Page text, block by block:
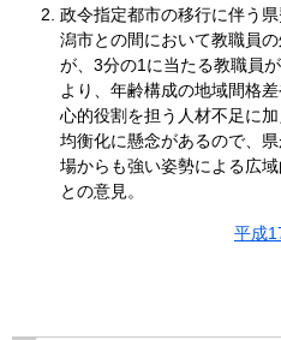
政令指定都市の移行に伴う
潟市との間において教職員
が、3分の1に当たる教職員
より、年齢構成の地域間格
心的役割を担う人材不足に
均衡化に懸念があるので、
場からも強い姿勢による広
との意見。
平成